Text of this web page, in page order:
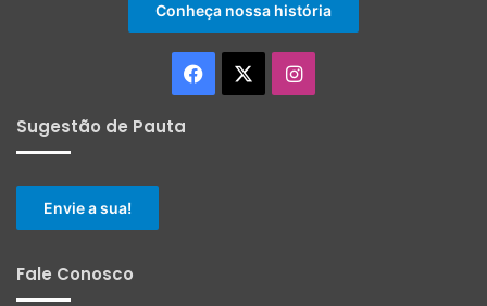
Conheça nossa história
Facebook Instagram
Sugestão de Pauta
Envie a sua!
Fale Conosco